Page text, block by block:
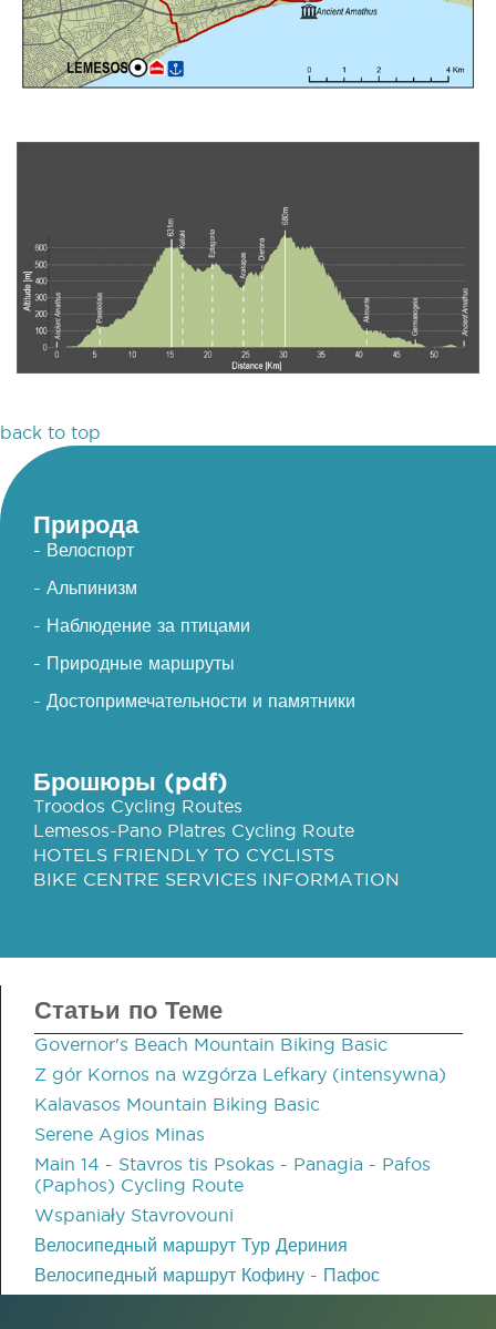
back to top
Природа
- Велоспорт
- Альпинизм
- Наблюдение за птицами
- Природные маршруты
- Достопримечательности и памятники
Брошюры (pdf)
Troodos Cycling Routes
Lemesos-Pano Platres Cycling Route
HOTELS FRIENDLY TO CYCLISTS
BIKE CENTRE SERVICES INFORMATION
Статьи по Теме
Governor's Beach Mountain Biking Basic
Z gór Kornos na wzgórza Lefkary (intensywna)
Kalavasos Mountain Biking Basic
Serene Agios Minas
Main 14 - Stavros tis Psokas - Panagia - Pafos
(Paphos) Cycling Route
Wspaniały Stavrovouni
Велосипедный маршрут Тур Дериния
Велосипедный маршрут Кофину - Пафос